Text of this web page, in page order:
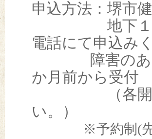
申込方法：堺市
地下１階ス
電話にて申込み
障害のある方
か月前から受付
（各開催日
い。）
※予約制(先